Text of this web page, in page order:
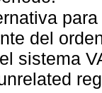
del
sistema